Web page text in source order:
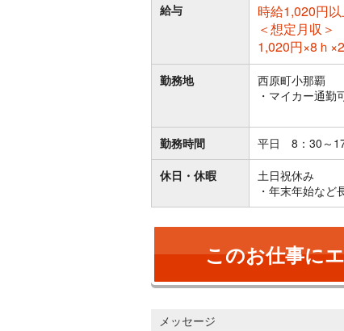
給与
時給1,020円以
＜想定月収＞
1,020円×8ｈ
勤務地
西原町小那覇
・マイカー通勤
勤務時間
平日 8：30～
休日・休暇
土日祝休み
・年末年始など
このお仕事に
メッセージ